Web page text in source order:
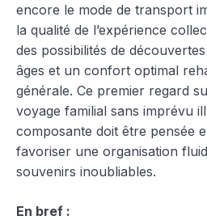
encore le mode de transport
la qualité de l’expérience
des possibilités de
âges et un confort optimal
générale. Ce premier regard
voyage familial sans imprévu
composante doit être pensée
favoriser une organisation
souvenirs inoubliables.
En bref :